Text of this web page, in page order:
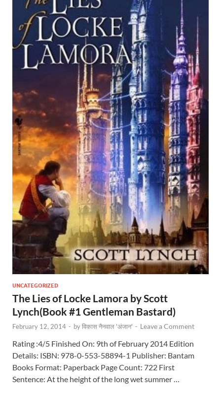
UNCATEGORIZED
The Lies of Locke Lamora by Scott
Lynch(Book #1 Gentleman Bastard)
February 12, 2014 - byविकास नैनवाल 'अंजान' - Leave a Comment
Rating :4/5 Finished On: 9th of February 2014 Edition
Details: ISBN: 978-0-553-58894-1 Publisher: Bantam
Books Format: Paperback Page Count: 722 First
Sentence: At the height of the long wet summer …